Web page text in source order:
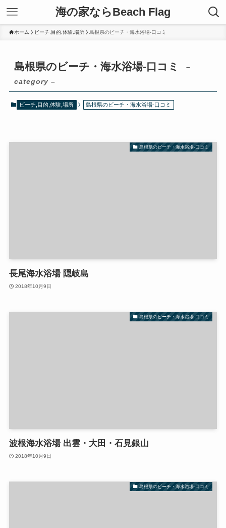
海の家ならBeach Flag
ホーム ビーチ,目的,体験,場所 島根県のビーチ・海水浴場-口コミ
島根県のビーチ・海水浴場-口コミ
–
category –
ビーチ,目的,体験,場所 島根県のビーチ・海水浴場-口コミ
島根県のビーチ・海水浴場-口コミ
長尾海水浴場 隠岐島
2018年10月9日
島根県のビーチ・海水浴場-口コミ
波根海水浴場 出雲・大田・石見銀山
2018年10月9日
島根県のビーチ・海水浴場-口コミ